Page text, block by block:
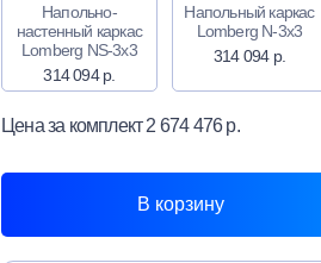
Напольно-
настенный каркас
Lomberg NS-3х3
314 094 р.
Напольный каркас
Lomberg N-3х3
314 094 р.
Цена за комплект2 674 476 р.
В корзину